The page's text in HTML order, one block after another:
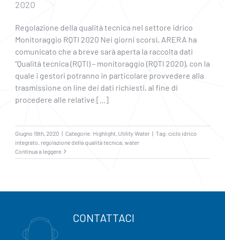
2020
Regolazione della qualità tecnica nel settore idrico
Monitoraggio RQTI 2020 Nei giorni scorsi, ARERA ha
comunicato che a breve sarà aperta la raccolta dati
“Qualità tecnica (RQTI) – monitoraggio (RQTI 2020), con la
quale i gestori potranno in particolare provvedere alla
trasmissione on line dei dati richiesti, al fine di
procedere alle relative [...]
Giugno 19th, 2020 | Categorie: Highlight Utility Water | Tag: ciclo idrico
integrato regolazione della qualità tecnica water
Continua a leggere
CONTATTACI